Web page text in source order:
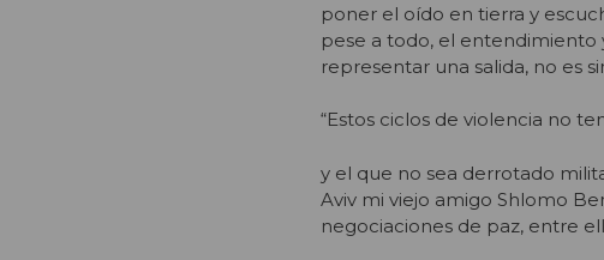
poner el oído en tierra y
pese a todo, el entendimiento
representar una salida, no es
“Estos ciclos de violencia no
y el que no sea derrotado
Aviv mi viejo amigo Shlomo
negociaciones de paz, entre